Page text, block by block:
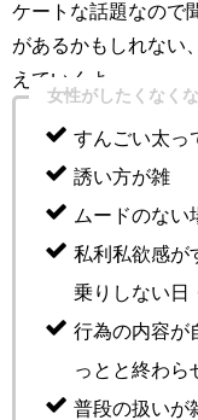
ケートな話題なので
があるかもしれない
えていくよ。
女性がしたくなく
すんごい太っ
誘い方が雑
ムードのない
私利私欲感が
乗りしない日
行為の内容が
っとと終わら
普段の扱いが